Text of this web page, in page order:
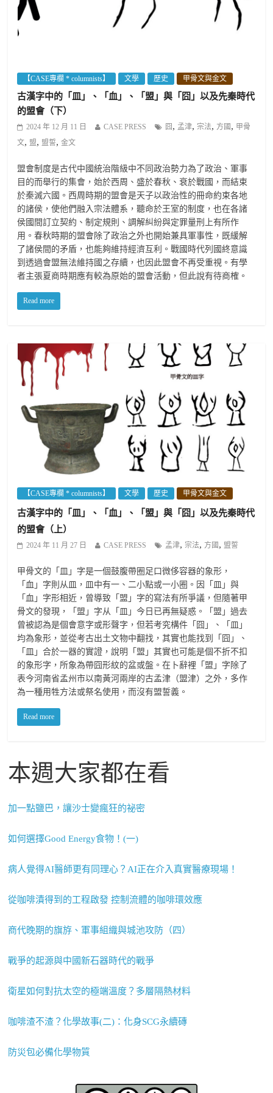
【CASE專欄 * columnists】 文學 歷史 甲骨文與金文
古漢字中的「皿」、「血」、「盟」與「囧」以及先秦時代
的盟會（下）
2024 年 12 月 11 日 CASE PRESS 囧 , 孟津,宗法, 方國 , 甲骨
文, 盟, 盟誓,金文
盟會制度是古代中國統治階級中不同政治勢力為了政治、軍事
目的而舉行的集會，始於西周、盛於春秋、衰於戰國，而結束
於秦滅六國。西周時期的盟會是天子以政治性的冊命約束各地
的諸侯，使他們融入宗法體系，聽命於王室的制度，也在各諸
侯國間訂立契約、制定規則、調解糾紛與定罪量刑上有所作
用。春秋時期的盟會除了政治之外也開始兼具軍事性，既緩解
了諸侯間的矛盾，也能夠維持經濟互利。戰國時代列國終意識
到透過會盟無法維持國之存續，也因此盟會不再受重視。有學
者主張夏商時期應有較為原始的盟會活動，但此說有待商榷。
Read more
【CASE專欄 * columnists】 文學 歷史 甲骨文與金文
古漢字中的「皿」、「血」、「盟」與「囧」以及先秦時代
的盟會（上）
2024 年 11 月 27 日 CASE PRESS 孟津,宗法, 方國 , 盟誓
甲骨文的「皿」字是一個鼓腹帶圈足口微侈容器的象形，
「血」字則从皿，皿中有一、二小點或一小圈。因「皿」與
「血」字形相近，曾導致「盟」字的寫法有所爭議，但隨著甲
骨文的發現，「盟」字从「皿」今日已再無疑惑。「盟」過去
曾被認為是個會意字或形聲字，但若考究構件「囧」、「皿」
均為象形，並從考古出土文物中翻找，其實也能找到「囧」、
「皿」合於一器的實證，說明「盟」其實也可能是個不折不扣
的象形字，所象為帶囧形紋的盆或盤。在卜辭裡「盟」字除了
表今河南省孟州市以南黃河兩岸的古孟津（盟津）之外，多作
為一種用牲方法或祭名使用，而沒有盟誓義。
Read more
本週大家都在看
加一點鹽巴，讓沙士變瘋狂的祕密
如何選擇Good Energy食物！(一)
病人覺得AI醫師更有同理心？AI正在介入真實醫療現場！
從咖啡漬得到的工程啟發 控制流體的咖啡環效應
商代晚期的旗斿、軍事組織與城池攻防（四）
戰爭的起源與中國新石器時代的戰爭
衛星如何對抗太空的極端溫度？多層隔熱材料
咖啡渣不渣？化學故事(二)：化身SCG永續磚
防災包必備化學物質